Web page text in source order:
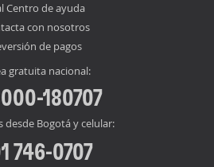
Centro de ayuda
con nosotros
de pagos
gratuita nacional:
180707
desde Bogotá y celular:
746-0707